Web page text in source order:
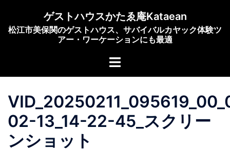
ゲストハウスかたゑ庵Kataean
松江市美保関のゲストハウス、サバイバルカヤック体験ツ
アー・ワーケーションにも最適
ト
メ
ュ
02-13_14-22-45_スクリー
ンショット